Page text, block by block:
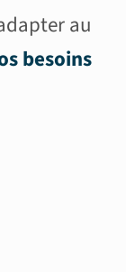
au
besoins